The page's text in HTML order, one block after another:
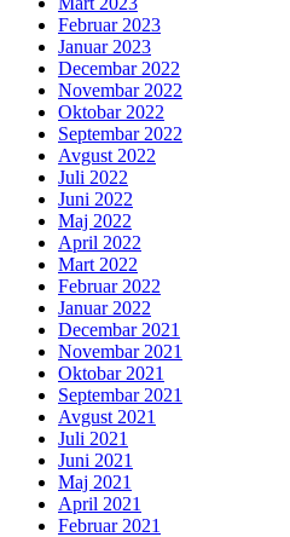
Februar 2023
Januar 2023
Decembar 2022
Novembar 2022
Oktobar 2022
Septembar 2022
Avgust 2022
Juli 2022
Juni 2022
Maj 2022
April 2022
Mart 2022
Februar 2022
Januar 2022
Decembar 2021
Novembar 2021
Oktobar 2021
Septembar 2021
Avgust 2021
Juli 2021
Juni 2021
Maj 2021
April 2021
Februar 2021